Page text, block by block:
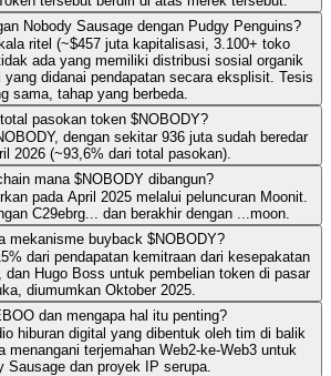
Nobody Sausage dengan Pudgy Penguins?
ritel (~$457 juta kapitalisasi, 3.100+ toko
ada yang memiliki distribusi sosial organik
didanai pendapatan secara eksplisit. Tesis
sama, tahap yang berbeda.
pasokan token $NOBODY?
dengan sekitar 936 juta sudah beredar
2026 (~93,6% dari total pasokan).
mana $NOBODY dibangun?
pada April 2025 melalui peluncuran Moonit.
C29ebrg... dan berakhir dengan ...moon.
mekanisme buyback $NOBODY?
dari pendapatan kemitraan dari kesepakatan
Hugo Boss untuk pembelian token di pasar
diumumkan Oktober 2025.
dan mengapa hal itu penting?
hiburan digital yang dibentuk oleh tim di balik
menangani terjemahan Web2-ke-Web3 untuk
Sausage dan proyek IP serupa.